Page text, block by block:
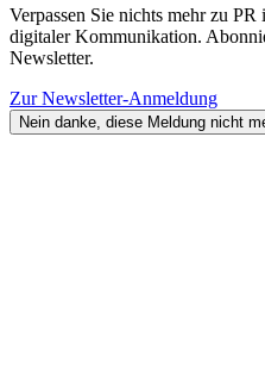
Verpassen Sie nichts mehr zu
digitaler Kommunikation.
Newsletter.
Zur Newsletter-Anmeldung
Nein danke, diese Meldung nicht